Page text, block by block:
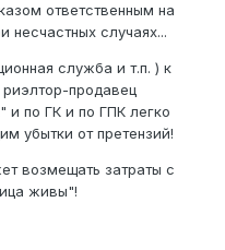
ответственным на
несчастных случаях...
служба и т.п. ) к
риэлтор-продавец
и по ГК и по ГПК легко
убытки от претензий!
возмещать затраты с
живы"!